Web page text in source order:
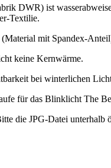
DWR) ist
Textilie.
mit Spandex-
keine Kernwärme.
bei winterlichen
für das Blinklicht The
die JPG-Datei